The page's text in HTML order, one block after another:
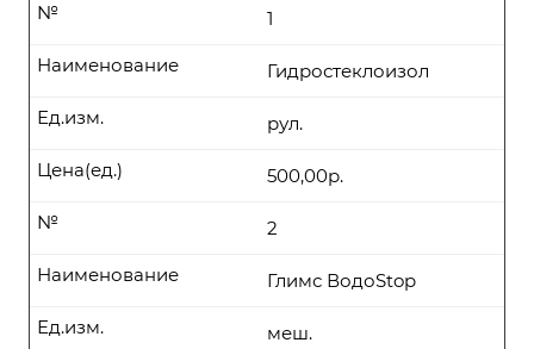
1
№
Гидростеклоизол
Наименование
рул.
Ед.изм.
500,00р.
Цена(ед.)
2
№
Глимс ВодоStop
Наименование
меш.
Ед.изм.